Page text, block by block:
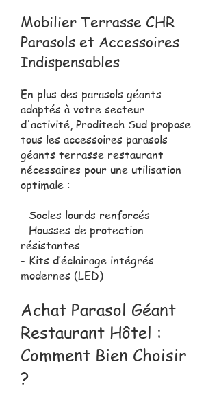
Mobilier Terrasse CHR
Parasols et Accessoires
Indispensables
En plus des parasols géants
adaptés à votre secteur
d'activité, Proditech Sud propose
tous les accessoires parasols
géants terrasse restaurant
nécessaires pour une utilisation
optimale :
- Socles lourds renforcés
- Housses de protection
résistantes
- Kits d’éclairage intégrés
modernes (LED)
Achat Parasol Géant
Restaurant Hôtel :
Comment Bien Choisir
?